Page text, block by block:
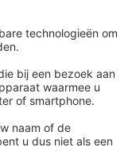
Meer
HR Academy
HR Podcast
CHRO
HR Day